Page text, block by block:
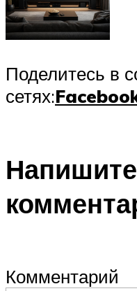
Поделитесь в
сетях:
Напишите
Комментарий